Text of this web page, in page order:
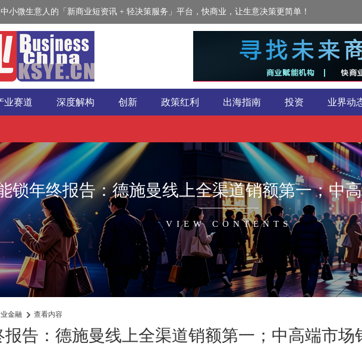
小微生意人的「新商业短资讯 + 轻决策服务」平台，快商业，让生意决策更简单！
业赛道 深度解构 创新 政策红利 出海指南 投资 业界动
锁年终报告：德施曼线上全渠道销额第一；中
VIEW CONTENTS
金融 › 查看内容
告：德施曼线上全渠道销额第一；中高端市场